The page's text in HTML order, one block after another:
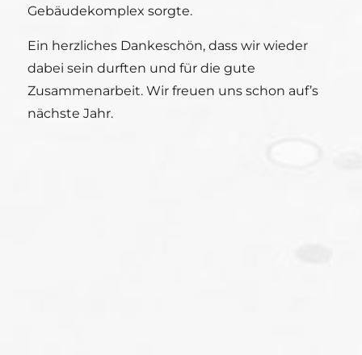
Gebäudekomplex sorgte.
Ein herzliches Dankeschön, dass wir wieder
dabei sein durften und für die gute
Zusammenarbeit. Wir freuen uns schon auf’s
nächste Jahr.